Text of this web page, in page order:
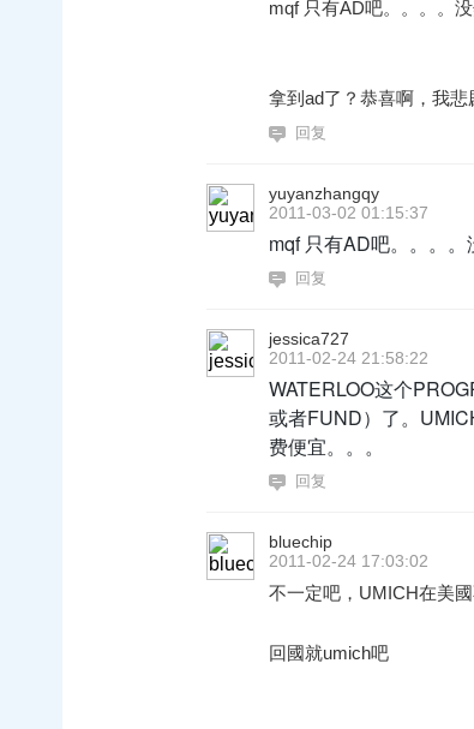
mqf 只有AD吧。。。。
拿到ad了？恭喜啊，我
回复
yuyanzhangqy
2011-03-02 01:15:37
mqf 只有AD吧。。。。
回复
jessica727
2011-02-24 21:58:22
WATERLOO这个
或者FUND）了。
费便宜。。。
回复
bluechip
2011-02-24 17:03:02
不一定吧，UMICH在美
回國就umich吧